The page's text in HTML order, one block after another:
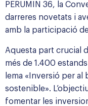
PERUMIN 36, la
darreres novetats i
amb la participació
Aquesta part crucial
més de 1.400
lema «Inversió per
sostenible».
fomentar les